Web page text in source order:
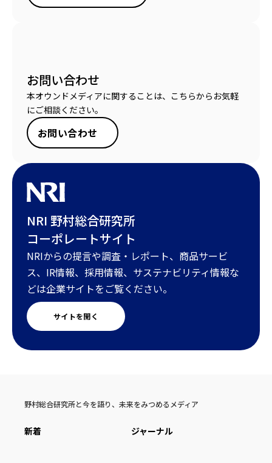
お問い合わせ
本オウンドメディアに関することは、こちらからお気軽
にご相談ください。
お問い合わせ
NRI 野村総合研究所
コーポレートサイト
NRIからの提言や調査・レポート、商品サービ
ス、IR情報、採用情報、サステナビリティ情報な
どは企業サイトをご覧ください。
サイトを開く
野村総合研究所と今を語り、未来をみつめるメディア
新着 ジャーナル